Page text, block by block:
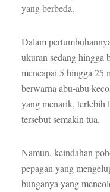
yang berbeda.
Dalam
ukuran sedang hingga
mencapai 5 hingga 25
berwarna abu-abu
yang menarik, terlebih
tersebut semakin tua.
Namun, keindahan
pepagan yang
bunganya yang